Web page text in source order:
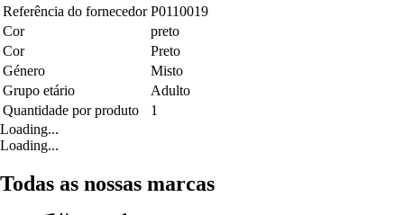
Referência do fornecedor P0110019
Cor
preto
Cor
Preto
Género
Misto
Grupo etário
Adulto
Quantidade por produto
1
Loading...
Loading...
Todas as nossas marcas